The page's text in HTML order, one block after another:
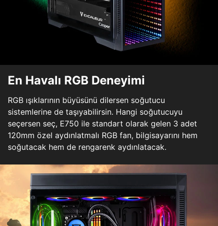
En Havalı RGB Deneyimi
RGB ışıklarının büyüsünü dilersen soğutucu
sistemlerine de taşıyabilirsin. Hangi soğutucuyu
seçersen seç, E750 ile standart olarak gelen 3 adet
120mm özel aydınlatmalı RGB fan, bilgisayarını hem
soğutacak hem de rengarenk aydınlatacak.